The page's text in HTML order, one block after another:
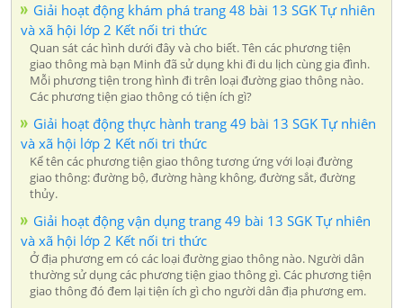
Giải hoạt động khám phá trang 48 bài 13 SGK Tự nhiên
và xã hội lớp 2 Kết nối tri thức
Quan sát các hình dưới đây và cho biết. Tên các phương tiện
giao thông mà bạn Minh đã sử dụng khi đi du lịch cùng gia đình.
Mỗi phương tiện trong hình đi trên loại đường giao thông nào.
Các phương tiện giao thông có tiện ích gì?
Giải hoạt động thực hành trang 49 bài 13 SGK Tự nhiên
và xã hội lớp 2 Kết nối tri thức
Kể tên các phương tiện giao thông tương ứng với loại đường
giao thông: đường bộ, đường hàng không, đường sắt, đường
thủy.
Giải hoạt động vận dụng trang 49 bài 13 SGK Tự nhiên
và xã hội lớp 2 Kết nối tri thức
Ở địa phương em có các loại đường giao thông nào. Người dân
thường sử dụng các phương tiện giao thông gì. Các phương tiện
giao thông đó đem lại tiện ích gì cho người dân địa phương em.